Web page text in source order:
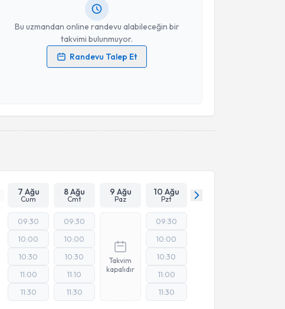
Bu uzmandan online randevu alabileceğin bir
takvimi bulunmuyor.
Randevu Talep Et
Kişisel verilerimin işlenmesine ilişkinAydınlatma Metni
Takvim Talebini Gönder
7 Ağu
Cum
8 Ağu
Cmt
9 Ağu
Paz
10 Ağu
Pzt
09:30
10:00
10:30
11:00
11:30
09:30
10:00
10:30
11:10
11:30
Takvim
kapalıdır
09:30
10:00
10:30
11:00
11:30